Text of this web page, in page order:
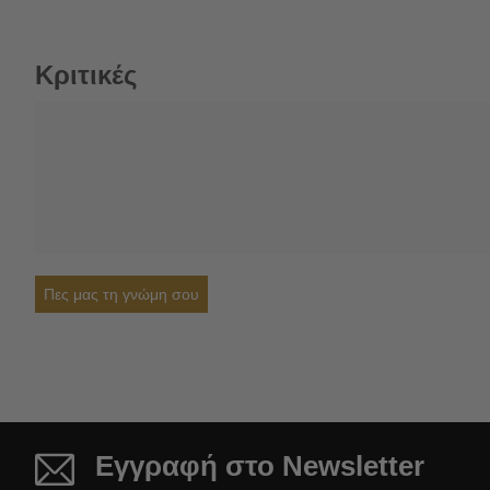
Κριτικές
Πες μας τη γνώμη σου
Εγγραφή στο Newsletter